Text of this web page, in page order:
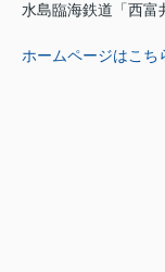
水島臨海鉄道「西富
ホームページはこち